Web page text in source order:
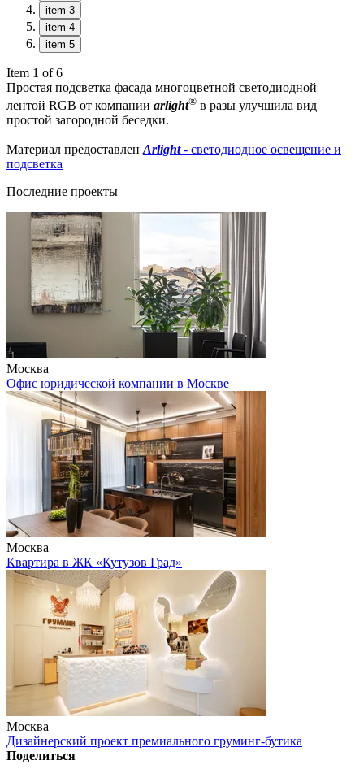
item 3
item 4
item 5
Item 1 of 6
Простая подсветка фасада многоцветной светодиодной
лентой RGB от компании arlight® в разы улучшила вид
простой загородной беседки.
Материал предоставлен Arlight- светодиодное освещение и
подсветка
Последние проекты
Москва
Офис юридической компании в Москве
Москва
Квартира в ЖК «Кутузов Град»
Москва
Дизайнерский проект премиального груминг-бутика
Поделиться